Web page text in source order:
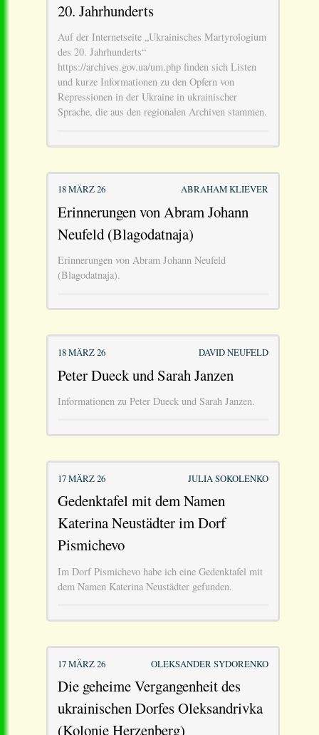
20. Jahrhunderts
Auf der Internetseite „Ukrainisches Martyrologium
des 20. Jahrhunderts“
https://archives.gov.ua/um.php finden sich Listen
und kurze Informationen zu den Opfern von
Repressionen in der Ukraine in ukrainischer
Sprache, die aus den regionalen Archiven stammen.
18 MÄRZ 26 ABRAHAM KLIEVER
Erinnerungen von Abram Johann
Neufeld (Blagodatnaja)
Erinnerungen von Abram Johann Neufeld
(Blagodatnaja).
18 MÄRZ 26 DAVID NEUFELD
Peter Dueck und Sarah Janzen
Informationen zu Peter Dueck und Sarah Janzen.
17 MÄRZ 26 JULIA SOKOLENKO
Gedenktafel mit dem Namen
Katerina Neustädter im Dorf
Pismichevo
Im Dorf Pismichevo habe ich eine Gedenktafel mit
dem Namen Katerina Neustädter gefunden.
17 MÄRZ 26 OLEKSANDER SYDORENKO
Die geheime Vergangenheit des
ukrainischen Dorfes Oleksandrivka
(Kolonie Herzenberg)